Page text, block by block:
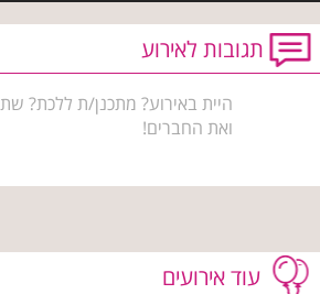
תגובות לאירוע
היית באירוע? מתכנן/ת ללכת?
ואת החברים!
עוד אירועים